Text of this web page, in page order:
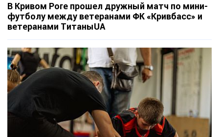
В Кривом Роге прошел дружный матч по мини-
футболу между ветеранами ФК «Кривбасс» и
ветеранами ТитаныUA